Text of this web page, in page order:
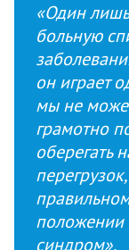
«Один
больную
он играет
мы не
грамотно
оберегать
положении
синдром».